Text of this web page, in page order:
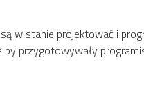
w stanie projektować i
przygotowywały